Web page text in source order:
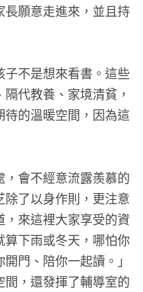
願意走進來，並且持
不是想來看書。這些
代教養、家境清貧，
的溫暖空間，因為這
會不經意流露羨慕的
了以身作則，更注意
來這裡大家享受的資
下雨或冬天，哪怕你
門、陪你一起讀。」
，還發揮了輔導室的